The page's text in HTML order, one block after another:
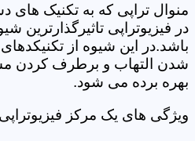
منوال تراپی که به تکنیک
در فیزیوتراپی تاثیرگذارترین
باشد.در این شیوه از
شدن التهاب و برطرف کردن
بهره برده می شود.
ویژگی های یک مرکز